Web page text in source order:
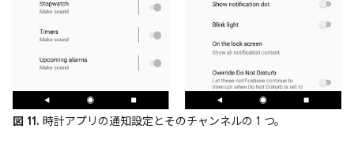
図 11. 時計アプリの通知設定とそのチャンネルの 1 つ。